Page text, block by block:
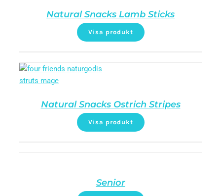
Natural Snacks Lamb Sticks
Visa produkt
Natural Snacks Ostrich Stripes
Visa produkt
Senior